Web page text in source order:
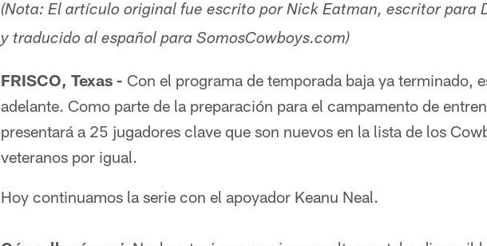
(Nota: El artículo original fue escrito por Nick Eatman, escritor para
y traducido al español para SomosCowboys.com)
FRISCO, Texas - Con el programa de temporada baja ya terminado,
adelante. Como parte de la preparación para el campamento de
presentará a 25 jugadores clave que son nuevos en la lista de los
veteranos por igual.
Hoy continuamos la serie con el apoyador Keanu Neal.